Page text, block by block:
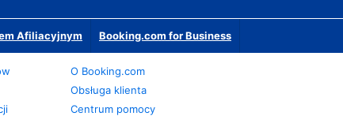
Afiliacyjnym Booking.com for Business
O Booking.com
Obsługa klienta
Centrum pomocy